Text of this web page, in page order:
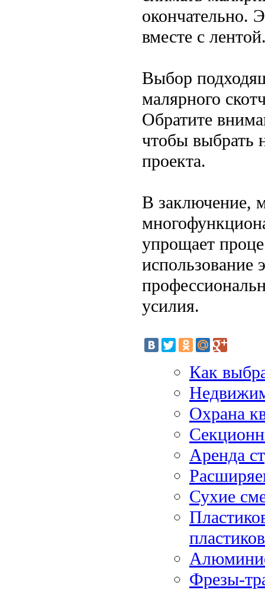
окончательно.
вместе с
Выбор
малярного
Обратите
чтобы выбрать
проекта.
В заключение,
упрощает
использование
усилия.
Как
Охрана
Аренда
Сухие
Фрезы-